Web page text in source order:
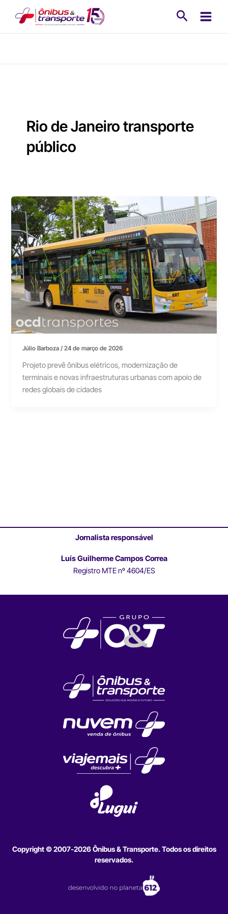
Rio de Janeiro transporte
público
Júlio Barboza/24 de março de 2026
Projeto prevê ônibus elétricos, modernização de
terminais e novas infraestruturas urbanas com apoio de
redes globais de cidades
Jornalista responsável
Luís Guilherme Campos Correa
Registro MTE nº 4604/ES
Copyright © 2007-2026 Ônibus & Transporte. Todos os direitos
reservados.